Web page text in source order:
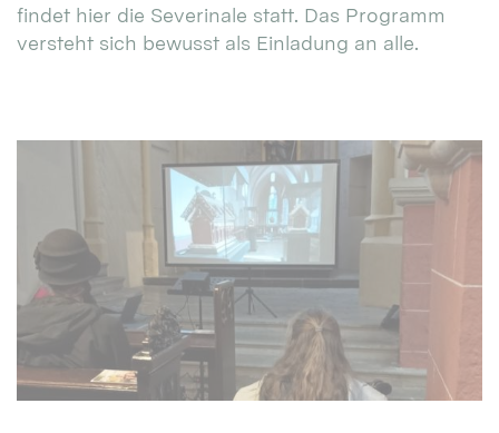
findet hier die Severinale statt. Das Programm
versteht sich bewusst als Einladung an alle.